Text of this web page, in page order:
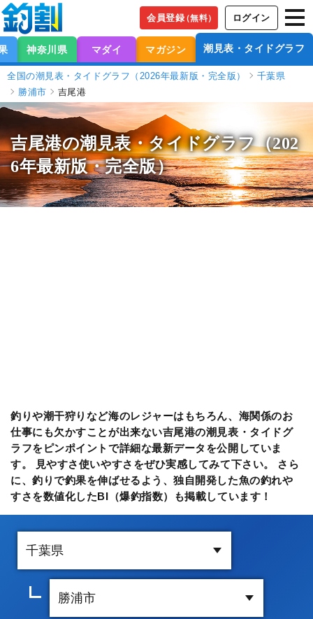
会員登録（無料） ログイン
神奈川県 マダイ マガジン 潮見表・タイドグラフ
全国の潮見表・タイドグラフ（2026年最新版・完全版）
千葉県
勝浦市
吉尾港
吉尾港の潮見表・タイドグラフ（202
6年最新版・完全版）
釣りや潮干狩りなど海のレジャーはもちろん、海関係のお
仕事にも欠かすことが出来ない吉尾港の潮見表・タイドグ
ラフをピンポイントで詳細な最新データを公開していま
す。 見やすさ使いやすさをぜひ実感してみて下さい。 さら
に、釣りで釣果を伸ばせるよう、独自開発した魚の釣れや
すさを数値化したBI（爆釣指数）も掲載しています！